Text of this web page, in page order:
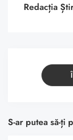
Redacția
S-ar putea să-ți